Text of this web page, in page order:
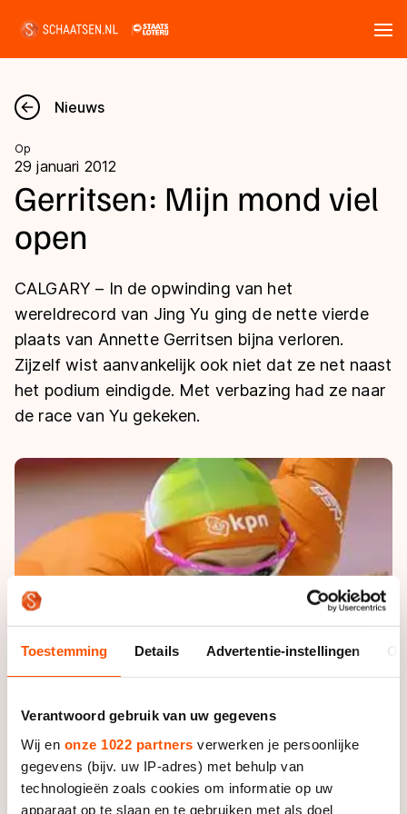
Toestemming Details Advertentie-instellingen
Verantwoord gebruik van uw gegevens
Wij en onze 1022 partners verwerken je persoonlijke
gegevens (bijv. uw IP-adres) met behulp van
technologieën zoals cookies om informatie op uw
apparaat op te slaan en te gebruiken met als doel
Nieuws
Kalender
Disciplines
Langebaan
Shorttrack
Inlineskaten
Kunstschaatsen
Natuurijs
Uitslagen
Langebaan
Shorttrack
Marathon
Kunstschaatsen
Tijden & historie
Ranglijsten Langebaan
Persoonlijke records & tijden
Historie & statistiek
De weg op
Algemene Nederlandse Schaatstijd
Deze zomer de weg op
Waar kan ik schaatsen en skaten?
Schaatsfans
Alles voor jou als schaatsfan
Evenementen
Tickets
Livestreams
Word schaatsfan!
Winacties
Olympische Spelen
Olympische Spelen
Medaille overzicht
Nieuws
Op
29 januari 2012
Gerritsen: Mijn mond viel
open
CALGARY – In de opwinding van het
wereldrecord van Jing Yu ging de nette vierde
plaats van Annette Gerritsen bijna verloren.
Zijzelf wist aanvankelijk ook niet dat ze net naast
het podium eindigde. Met verbazing had ze naar
de race van Yu gekeken.